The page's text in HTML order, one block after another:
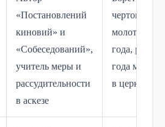
«Постановлений
киновий» и
«Собеседований»,
учитель меры и
рассудительности
в аскезе
чертом
молотом 3
года, раз в 4
года
в церкви